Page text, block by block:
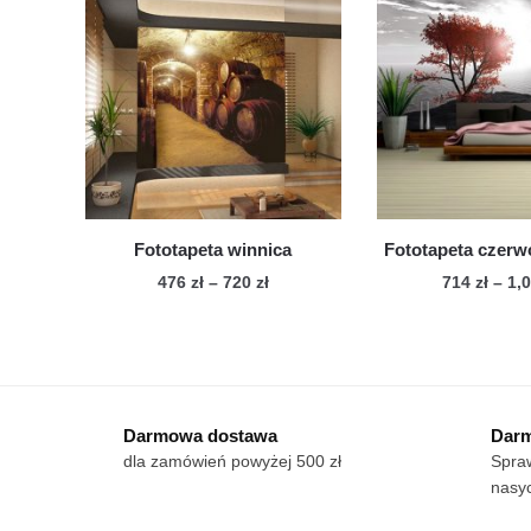
wariantów.
Opcje
można
wybrać
na
stronie
produktu
na
Fototapeta winnica
476 zł – 720 złZakres
wariantów.
Opcje
Fototapeta
714 zł –
Darmowa dostawa
dla zamówień powyżej 500 zł